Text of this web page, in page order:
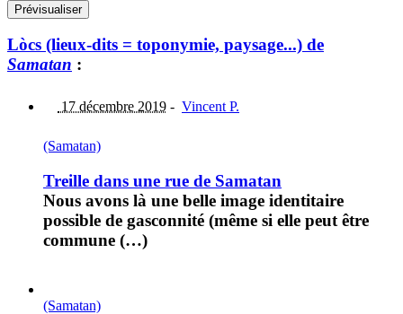
Lòcs (lieux-dits = toponymie, paysage...) de
Samatan :
17 décembre 2019 - Vincent P.
(Samatan)
Treille dans une rue de Samatan
Nous avons là une belle image identitaire
possible de gasconnité (même si elle peut être
commune (…)
(Samatan)